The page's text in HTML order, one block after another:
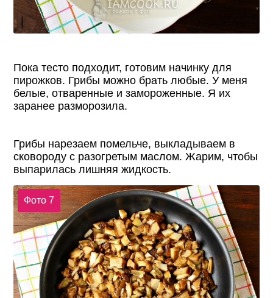
Пока тесто подходит, готовим начинку для
пирожков. Грибы можно брать любые. У меня
белые, отваренные и замороженные. Я их
заранее разморозила.
Грибы нарезаем помельче, выкладываем в
сковороду с разогретым маслом. Жарим, чтобы
выпарилась лишняя жидкость.
Фото 7